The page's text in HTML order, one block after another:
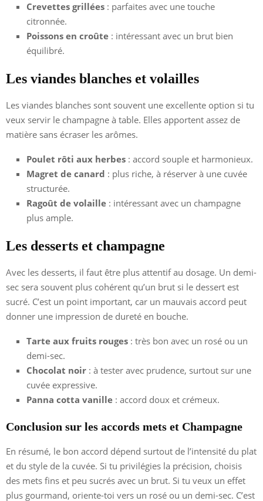
Crevettes grillées : parfaites avec une touche
citronnée.
Poissons en croûte : intéressant avec un brut bien
équilibré.
Les viandes blanches et volailles
Les viandes blanches sont souvent une excellente option si tu
veux servir le champagne à table. Elles apportent assez de
matière sans écraser les arômes.
Poulet rôti aux herbes : accord souple et harmonieux.
Magret de canard : plus riche, à réserver à une cuvée
structurée.
Ragoût de volaille : intéressant avec un champagne
plus ample.
Les desserts et champagne
Avec les desserts, il faut être plus attentif au dosage. Un demi-
sec sera souvent plus cohérent qu’un brut si le dessert est
sucré. C’est un point important, car un mauvais accord peut
donner une impression de dureté en bouche.
Tarte aux fruits rouges : très bon avec un rosé ou un
demi-sec.
Chocolat noir : à tester avec prudence, surtout sur une
cuvée expressive.
Panna cotta vanille : accord doux et crémeux.
Conclusion sur les accords mets et Champagne
En résumé, le bon accord dépend surtout de l’intensité du plat
et du style de la cuvée. Si tu privilégies la précision, choisis
des mets fins et peu sucrés avec un brut. Si tu veux un effet
plus gourmand, oriente-toi vers un rosé ou un demi-sec. C’est